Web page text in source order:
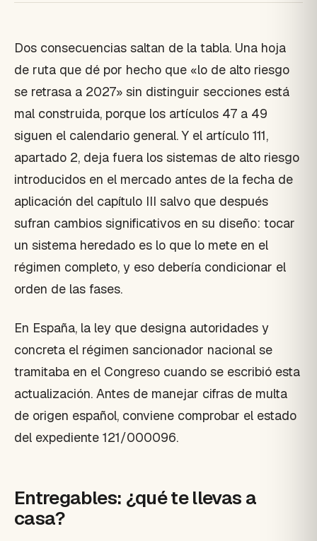
Dos consecuencias saltan de la tabla. Una hoja
de ruta que dé por hecho que «lo de alto riesgo
se retrasa a 2027» sin distinguir secciones está
mal construida, porque los artículos 47 a 49
siguen el calendario general. Y el artículo 111,
apartado 2, deja fuera los sistemas de alto riesgo
introducidos en el mercado antes de la fecha de
aplicación del capítulo III salvo que después
sufran cambios significativos en su diseño: tocar
un sistema heredado es lo que lo mete en el
régimen completo, y eso debería condicionar el
orden de las fases.
En España, la ley que designa autoridades y
concreta el régimen sancionador nacional se
tramitaba en el Congreso cuando se escribió esta
actualización. Antes de manejar cifras de multa
de origen español, conviene comprobar el estado
del expediente 121/000096.
Entregables: ¿qué te llevas a
casa?